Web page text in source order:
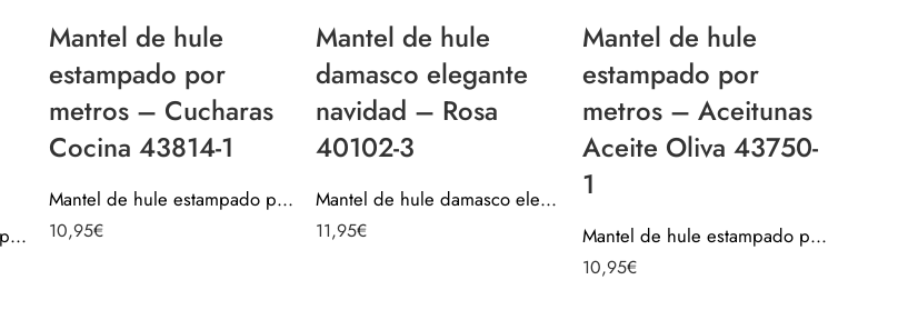
Mantel de hule estampado por metros – Mapa de España Moderno 40900-1
Mantel de hule
estampado por
metros – Cucharas
Cocina 43814-1
Mantel de hule estampado por metros – Cucharas Cocina 43814-1
10,95€
Mantel de hule
damasco elegante
navidad – Rosa
40102-3
Mantel de hule damasco elegante navidad – Rosa 40102-3
11,95€
Mantel de hule
estampado por
metros – Aceitunas
Aceite Oliva 43750-
1
Mantel de hule estampado por metros – Aceitunas Aceite Oliva 43750-1
10,95€